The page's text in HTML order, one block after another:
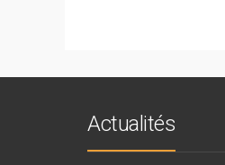
Actualités